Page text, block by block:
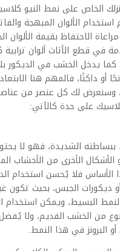
الخاص على نمط النيو
الألوان المبهجة
الاحتفاظ بقيمة الألوان
في قطع الأثاث ألوان ترابية
كما يدخل الخشب في الديكور
أو داكنًا، فالمهم هنا
وسنعرض لك كل عنصر من
على حدة كالآتي:
ببساطته الشديدة، فهو لا
الأخرى من الأخشاب
الأساس فلا يُحسن استخدام
ديكورات الجبس، بحيث تكون
البسيط، ويمكن استخدام
من الخشب القديم، ولا
البرونز في هذا النمط.